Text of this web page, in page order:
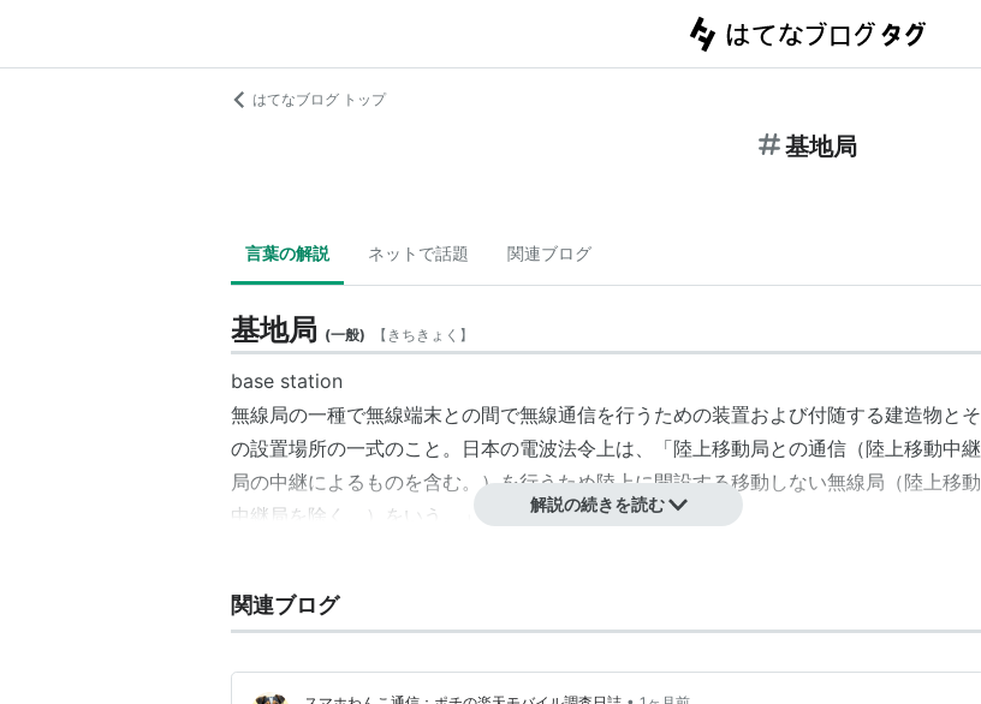
はてなブログ トップ
基地局
言葉の解説 ネットで話題 関連ブログ
基地局 (一般) 【 きちきょく 】
base station
無線局の一種で無線端末との間で無線通信を行うための装置および付随する建造物とそ
の設置場所の一式のこと。日本の電波法令上は、「陸上移動局との通信（陸上移動中継
局の中継によるものを含む。）を行うため陸上に開設する移動しない無線局（陸上移動
中継局を除く。）をいう。」と定義されている。
解説の続きを読む
関連ブログ